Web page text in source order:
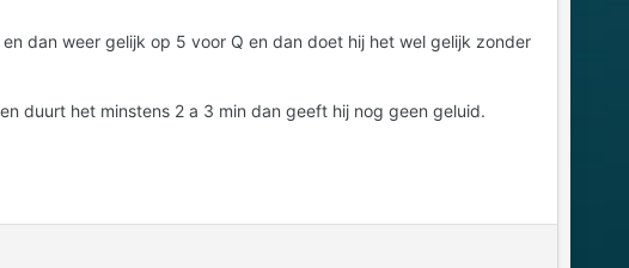
dan weer gelijk op 5 voor Q en dan doet hij het wel gelijk zonder
duurt het minstens 2 a 3 min dan geeft hij nog geen geluid.